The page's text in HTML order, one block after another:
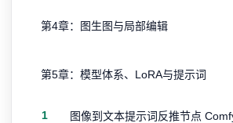
第4章：图生图与局部编辑
第5章：模型体系、LoRA与提示词
1 图像到文本提示词反推节点